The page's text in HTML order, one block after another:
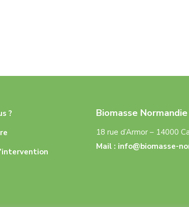
?
Biomasse Normandie
18 rue d’Armor – 14000
Mail : info@biomasse-